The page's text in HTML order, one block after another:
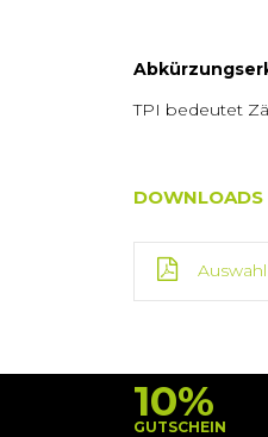
TPI bedeutet
DOWNLOADS
10%
GUTSCHEIN